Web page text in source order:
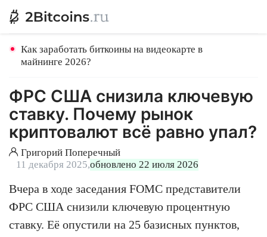
Как заработать биткоины на видеокарте в
майнинге 2026?
ФРС США снизила ключевую
ставку. Почему рынок
криптовалют всё равно упал?
Григорий Поперечный
11 декабря 2025,обновлено 22 июля 2026
Вчера в ходе заседания FOMC представители
ФРС США снизили ключевую процентную
ставку. Её опустили на 25 базисных пунктов,